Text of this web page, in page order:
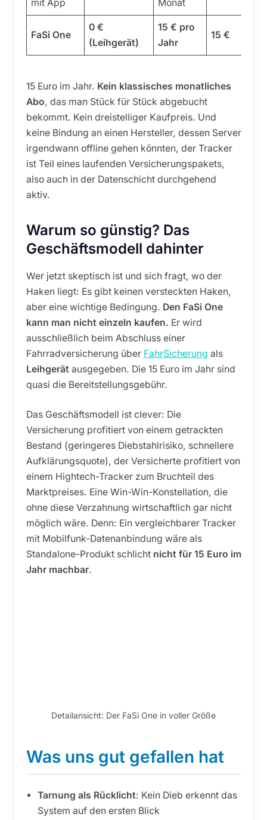
mit App Monat
FaSi One
0 €
(Leihgerät)
15 € pro
Jahr
15 €
15 Euro im Jahr. Kein klassisches monatliches
Abo, das man Stück für Stück abgebucht
bekommt. Kein dreistelliger Kaufpreis. Und
keine Bindung an einen Hersteller, dessen Server
irgendwann offline gehen könnten, der Tracker
ist Teil eines laufenden Versicherungspakets,
also auch in der Datenschicht durchgehend
aktiv.
Warum so günstig? Das
Geschäftsmodell dahinter
Wer jetzt skeptisch ist und sich fragt, wo der
Haken liegt: Es gibt keinen versteckten Haken,
aber eine wichtige Bedingung. Den FaSi One
kann man nicht einzeln kaufen. Er wird
ausschließlich beim Abschluss einer
Fahrradversicherung über FahrSicherung als
Leihgerätausgegeben. Die 15 Euro im Jahr sind
quasi die Bereitstellungsgebühr.
Das Geschäftsmodell ist clever: Die
Versicherung profitiert von einem getrackten
Bestand (geringeres Diebstahlrisiko, schnellere
Aufklärungsquote), der Versicherte profitiert von
einem Hightech-Tracker zum Bruchteil des
Marktpreises. Eine Win-Win-Konstellation, die
ohne diese Verzahnung wirtschaftlich gar nicht
möglich wäre. Denn: Ein vergleichbarer Tracker
mit Mobilfunk-Datenanbindung wäre als
Standalone-Produkt schlicht nicht für 15 Euro im
Jahr machbar.
Detailansicht: Der FaSi One in voller Größe
Was uns gut gefallen hat
Tarnung als Rücklicht: Kein Dieb erkennt das
System auf den ersten Blick